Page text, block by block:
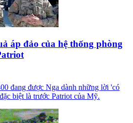
áp đảo của hệ thống phòng
đang được Nga dành những lời 'có
biệt là trước Patriot của Mỹ.